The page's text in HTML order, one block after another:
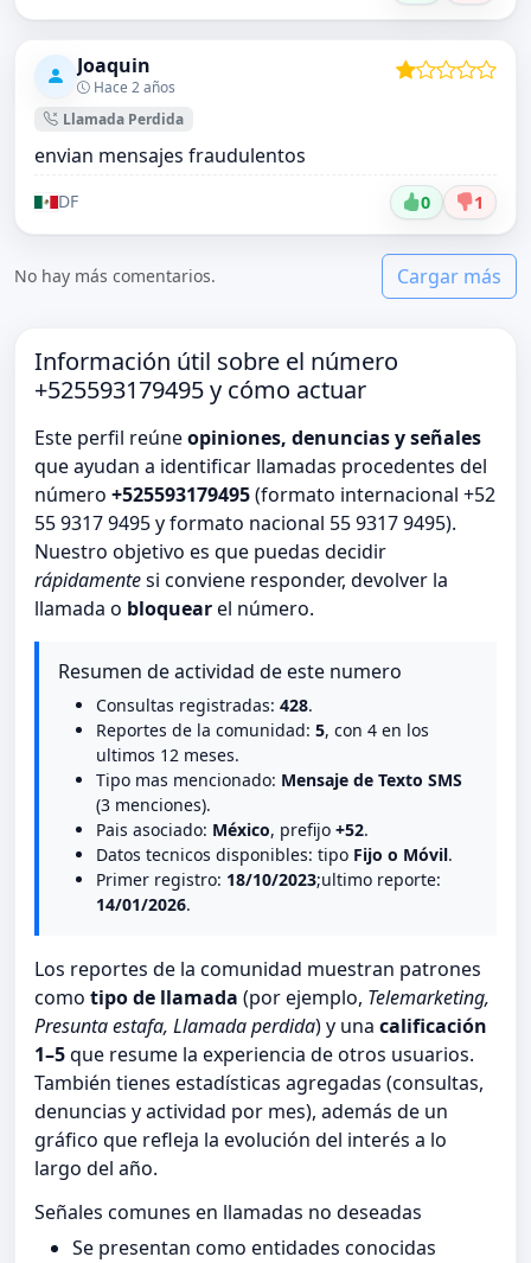
Joaquin
Hace 2 años
Llamada Perdida
envian mensajes fraudulentos
DF 0 1
No hay más comentarios. Cargar más
Información útil sobre el número
+525593179495 y cómo actuar
Este perfil reúneopiniones, denuncias y señales
que ayudan a identificar llamadas procedentes del
número +525593179495(formato internacional +52
55 9317 9495 y formato nacional 55 9317 9495).
Nuestro objetivo es que puedas decidir
rápidamentesi conviene responder, devolver la
llamada o bloquearel número.
Resumen de actividad de este numero
Consultas registradas: 428.
Reportes de la comunidad: 5, con 4 en los
ultimos 12 meses.
Tipo mas mencionado: Mensaje de Texto SMS
(3 menciones).
Pais asociado: México, prefijo +52.
Datos tecnicos disponibles: tipo Fijo o Móvil.
Primer registro: 18/10/2023;ultimo reporte:
14/01/2026.
Los reportes de la comunidad muestran patrones
como tipo de llamada (por ejemplo, Telemarketing,
Presunta estafa, Llamada perdida) y una calificación
1–5que resume la experiencia de otros usuarios.
También tienes estadísticas agregadas (consultas,
denuncias y actividad por mes), además de un
gráfico que refleja la evolución del interés a lo
largo del año.
Señales comunes en llamadas no deseadas
Se presentan como entidades conocidas